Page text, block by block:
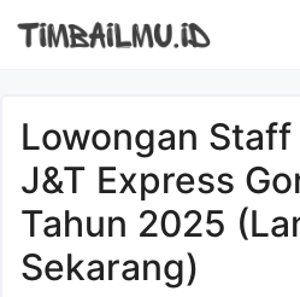
Lowongan Staff
J&T Express
Tahun 2025
Sekarang)